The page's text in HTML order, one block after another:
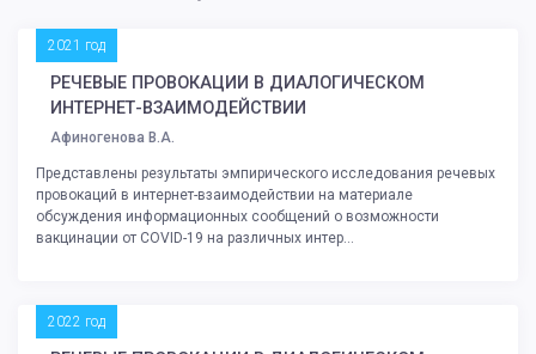
2021 год
РЕЧЕВЫЕ ПРОВОКАЦИИ В ДИАЛОГИЧЕСКОМ
ИНТЕРНЕТ-ВЗАИМОДЕЙСТВИИ
Афиногенова В.А.
Представлены результаты эмпирического исследования речевых
провокаций в интернет-взаимодействии на материале
обсуждения информационных сообщений о возможности
вакцинации от COVID-19 на различных интер...
2022 год